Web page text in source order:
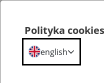
Polityka cookies
english